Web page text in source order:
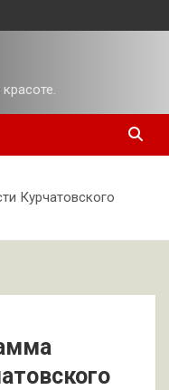
Курчатовского